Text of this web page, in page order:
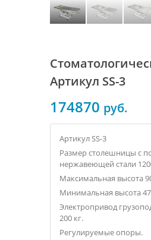
Артикул SS-3
174870 руб.
Артикул SS-3
Размер столешницы с
нержавеющей стали
Максимальная высота
Минимальная высота
Электропривод
200 кг.
Регулируемые опоры.